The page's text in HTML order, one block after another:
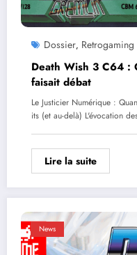
Dossier, Retrogaming
Death Wish 3 C64 :
faisait débat
Le Justicier Numérique :
its (et au-delà) L'évocation
Lire la suite
News